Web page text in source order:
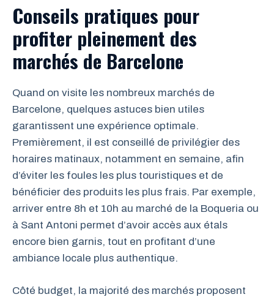
Conseils pratiques pour
profiter pleinement des
marchés de Barcelone
Quand on visite les nombreux marchés de
Barcelone, quelques astuces bien utiles
garantissent une expérience optimale.
Premièrement, il est conseillé de privilégier des
horaires matinaux, notamment en semaine, afin
d’éviter les foules les plus touristiques et de
bénéficier des produits les plus frais. Par exemple,
arriver entre 8h et 10h au marché de la Boqueria ou
à Sant Antoni permet d’avoir accès aux étals
encore bien garnis, tout en profitant d’une
ambiance locale plus authentique.
Côté budget, la majorité des marchés proposent